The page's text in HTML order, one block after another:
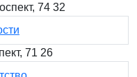
74 32
71 26